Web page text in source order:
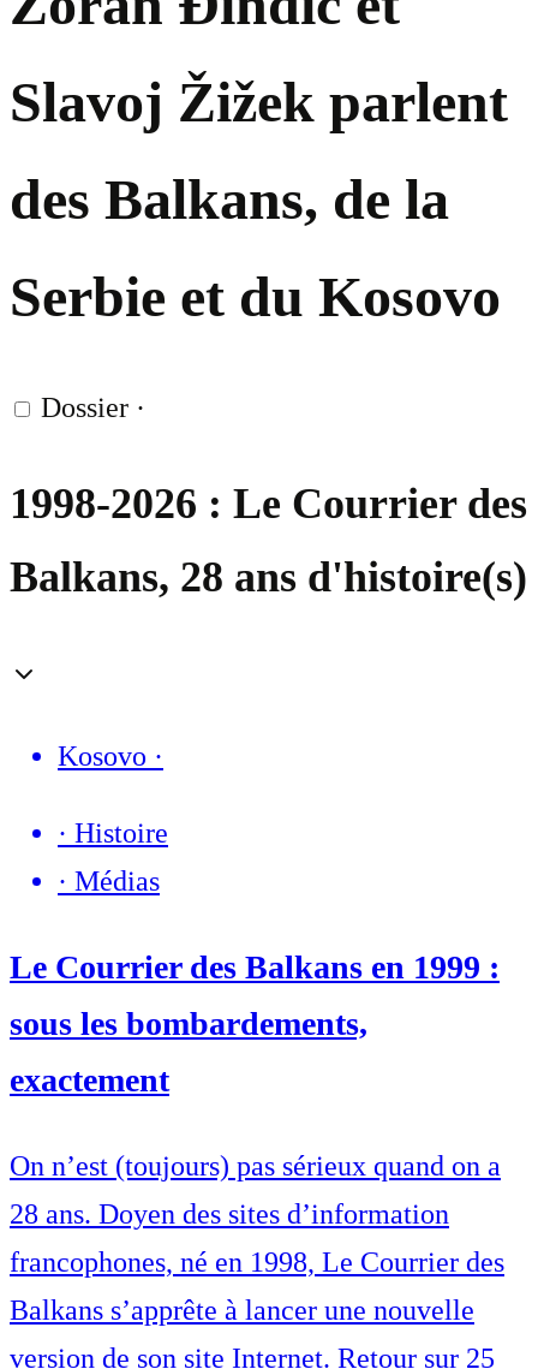
Slavoj Žižek parlent
des Balkans, de la
Serbie et du Kosovo
Dossier ·
1998-2026 : Le Courrier des
Balkans, 28 ans d'histoire(s)
Kosovo ·
· Histoire
· Médias
Le Courrier des Balkans en 1999 :
sous les bombardements,
exactement
On n’est (toujours) pas sérieux quand on a
28 ans. Doyen des sites d’information
francophones, né en 1998, Le Courrier des
Balkans s’apprête à lancer une nouvelle
version de son site Internet. Retour sur 25